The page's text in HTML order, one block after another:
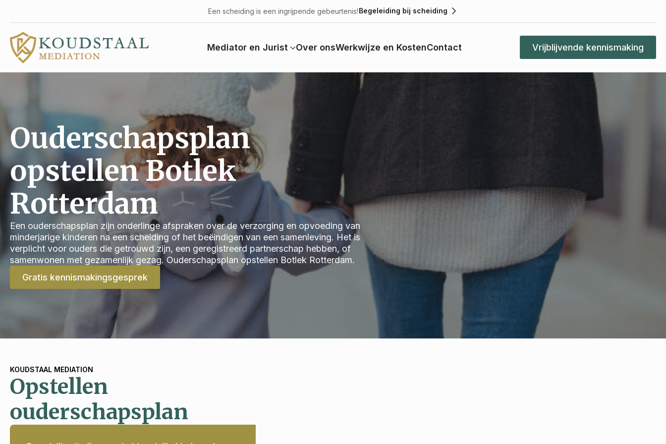
Een scheiding is een ingrijpende gebeurtenis!Begeleiding bij scheiding
Mediator en Jurist Over onsWerkwijze en KostenContact Vrijblijvende kennismaking
Ouderschapsplan
opstellen Botlek
Rotterdam
Een ouderschapsplan zijn onderlinge afspraken over de verzorging en opvoeding van
minderjarige kinderen na een scheiding of het beëindigen van een samenleving. Het is
verplicht voor ouders die getrouwd zijn, een geregistreerd partnerschap hebben, of
samenwonen met gezamenlijk gezag. Ouderschapsplan opstellen Botlek Rotterdam.
Gratis kennismakingsgesprek
KOUDSTAAL MEDIATION
Opstellen
ouderschapsplan